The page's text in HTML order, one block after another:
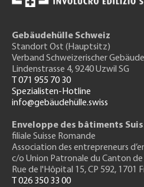
Gebäudehülle Schweiz
Standort Ost (Hauptsitz)
Verband Schweizerischer
Lindenstrasse 4, 9240 Uzwil SG
T 071 955 70 30
Spezialisten-Hotline
info@gebäudehülle.swiss
Enveloppe des bâtiments
filiale Suisse Romande
Association des entrepreneurs
c/o Union Patronale du Canton
Rue de l'Hôpital 15, CP 592, 1701
T 026 350 33 00